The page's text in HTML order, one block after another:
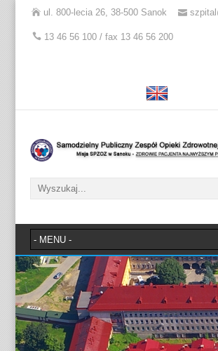
ul. 800-lecia 26, 38-500 Sanok
13 46 56 100 / fax 13 46 56 200